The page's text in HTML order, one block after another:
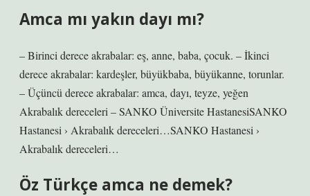
Amca mı yakın dayı mı?
– Birinci derece akrabalar: eş, anne, baba, çocuk. – İkinci
derece akrabalar: kardeşler, büyükbaba, büyükanne, torunlar.
– Üçüncü derece akrabalar: amca, dayı, teyze, yeğen
Akrabalık dereceleri – SANKO Üniversite HastanesiSANKO
Hastanesi › Akrabalık dereceleri…SANKO Hastanesi ›
Akrabalık dereceleri…
Öz Türkçe amca ne demek?